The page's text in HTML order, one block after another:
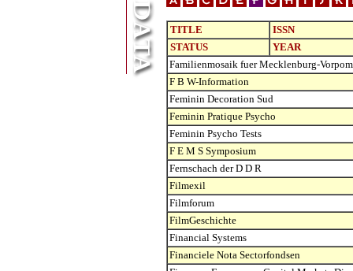
TITLE
ISSN
STATUS
YEAR
Familienmosaik fuer Mecklenburg-
F B W-Information
Feminin Decoration Sud
Feminin Pratique Psycho
Feminin Psycho Tests
F E M S Symposium
Fernschach der D D R
Filmexil
Filmforum
FilmGeschichte
Financial Systems
Financiele Nota Sectorfondsen